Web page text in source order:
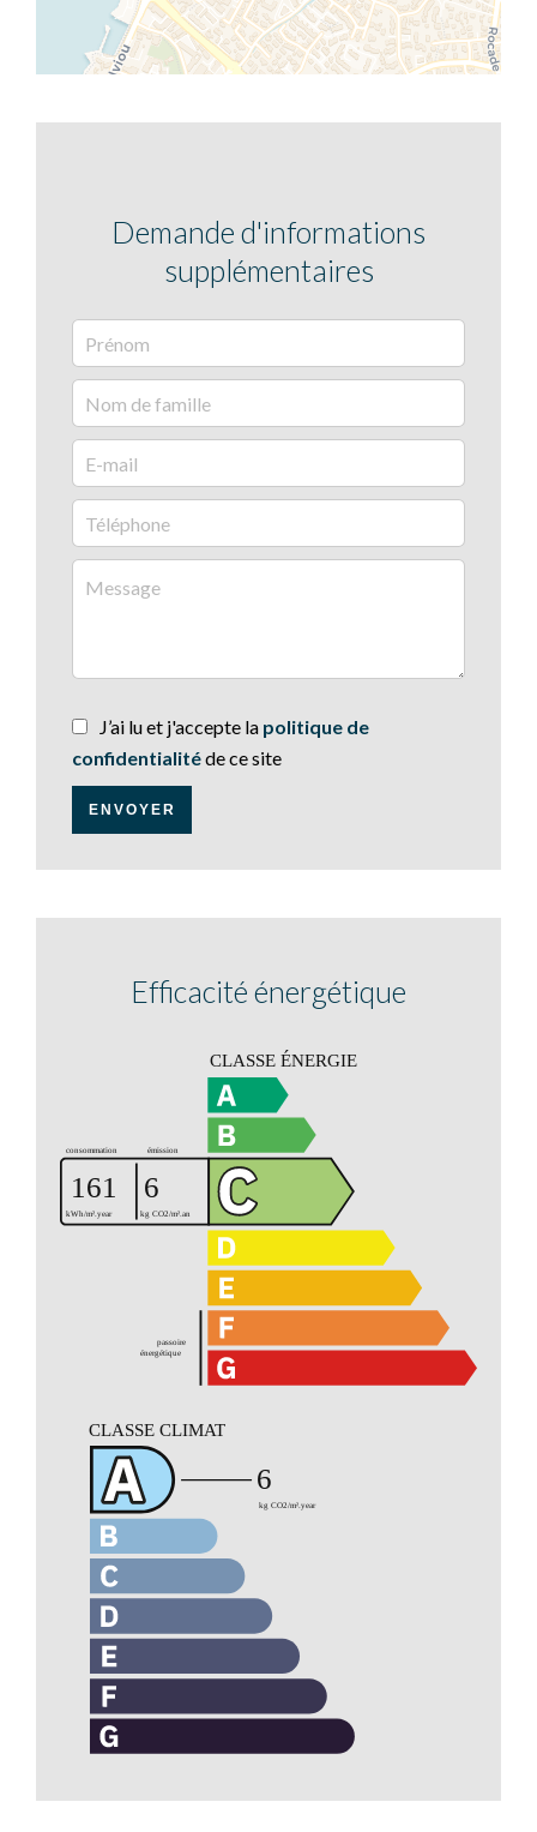
Demande d'informations
supplémentaires
J’ai lu et j'accepte la politique de
confidentialitéde ce site
ENVOYER
Efficacité énergétique